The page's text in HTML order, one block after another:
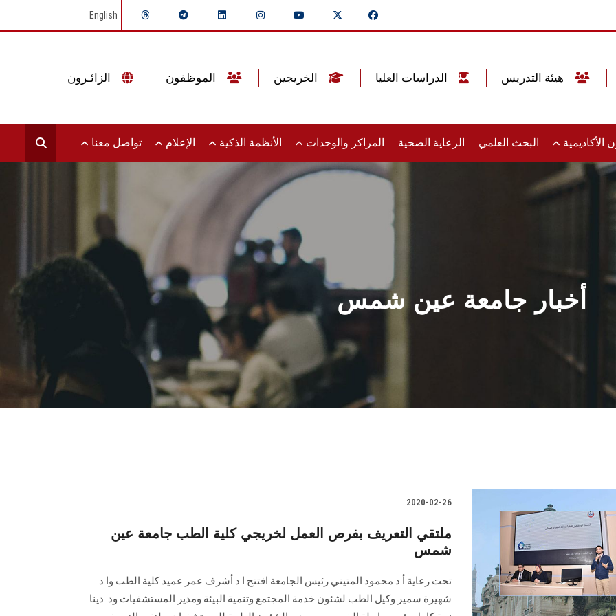
English
الأكاديمية البحث العلمي الرعاية الصحية المراكز والوحدات الأنظمة الذكية الإعلام تواصل معنا
أخبار جامعة عين شمس
2020-02-26
ملتقي التعريف بفرص العمل لخريجي كلية الطب جامعة عين
شمس
تحت رعاية أ.د محمود المتيني رئيس الجامعة افتتح ا.د.أشرف عمر عميد كلية الطب وا.د
شهيرة سمير وكيل الطب لشئون خدمة المجتمع وتنمية البيئة ومدير المستشفيات ود. دينا